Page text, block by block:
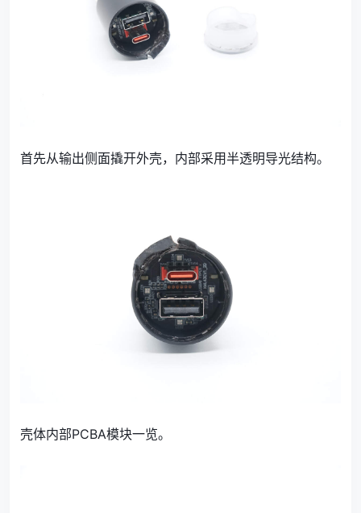
首先从输出侧面撬开外壳，内部采用半透明导光结构。
壳体内部PCBA模块一览。